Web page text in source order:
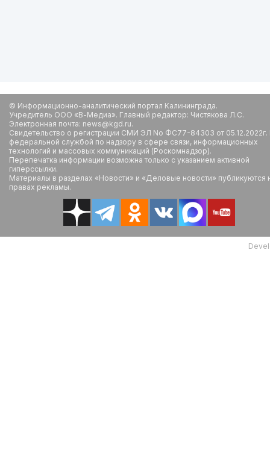
© Информационно-аналитический портал Калининграда.
Учредитель ООО «В-Медиа». Главный редактор: Чистякова Л.С.
Электронная почта: news@kgd.ru.
Свидетельство о регистрации СМИ ЭЛ No ФС77-84303 от
федеральной службой по надзору в сфере связи, информационных
технологий и массовых коммуникаций (Роскомнадзор).
Перепечатка информации возможна только с указанием активной
гиперссылки.
Материалы в разделах «Новости» и «Деловые новости» публикуются
правах рекламы.